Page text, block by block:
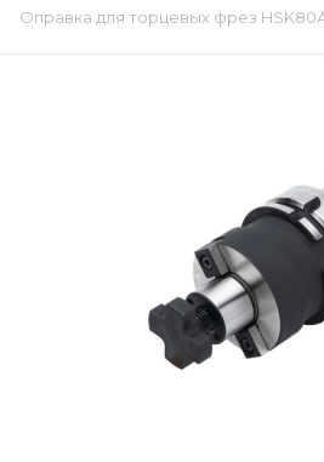
Оправка для торцевых фрез